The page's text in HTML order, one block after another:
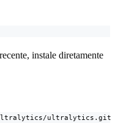
instale diretamente
ultralytics.git